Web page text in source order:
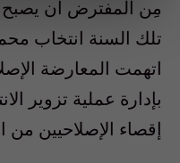
مِن المفترض أن يصبح
تلك السنة انتخاب
اتهمت المعارضة
بإدارة عملية تزوير
إقصاء الإصلاحيين من